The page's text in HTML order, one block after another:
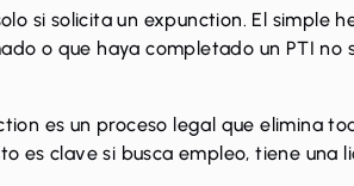
si solicitaun expunction. El simple
o que haya completado un PTI no
es un proceso legal que elimina
es clave si busca empleo, tiene una